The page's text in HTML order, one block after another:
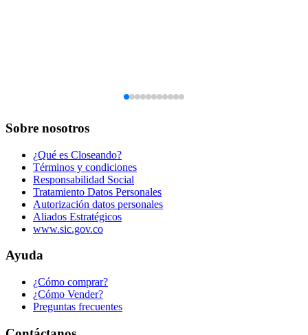
Sobre nosotros
¿Qué es Closeando?
Términos y condiciones
Responsabilidad Social
Tratamiento Datos Personales
Autorización datos personales
Aliados Estratégicos
www.sic.gov.co
Ayuda
¿Cómo comprar?
¿Cómo Vender?
Preguntas frecuentes